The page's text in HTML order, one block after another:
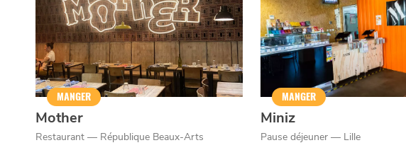
MANGER
Mother
Restaurant — République Beaux-Arts
MANGER
Miniz
Pause déjeuner — Lille